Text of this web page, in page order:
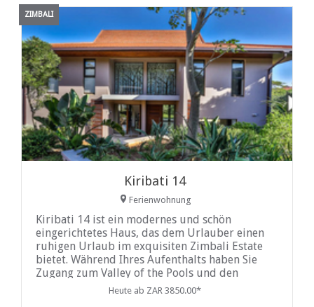
ZIMBALI
Kiribati 14
Ferienwohnung
Kiribati 14 ist ein modernes und schön
eingerichtetes Haus, das dem Urlauber einen
ruhigen Urlaub im exquisiten Zimbali Estate
bietet. Während Ihres Aufenthalts haben Sie
Zugang zum Valley of the Pools und den
Bushbuck-Wohnpools im Zimbali Estate, dem
Heute ab ZAR 3850.00*